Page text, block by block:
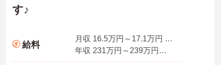
す♪
給料
月収 16.5万円～17.1万円 程度（諸手当込）
年収 231万円～239万円程度（諸手当込）